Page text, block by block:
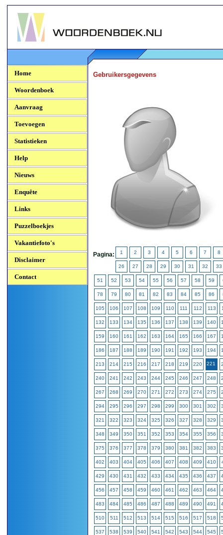
Woordenboek.NU
Home
Woordenboek
Aanvraag
Toevoegen
Statistieken
Help
Nieuws
Enquête
Links
Puzzelboekjes
Vakantiefoto's
Disclaimer
Contact
Gebruikersgegevens
Pagina: 1 2 3 4 5 6 7 8
26 27 28 29 30 31 32 33
51 52 53 54 55 56 57 58 59
78 79 80 81 82 83 84 85 86
105 106 107 108 109 110 111 112 113
132 133 134 135 136 137 138 139 140
159 160 161 162 163 164 165 166 167
186 187 188 189 190 191 192 193 194
213 214 215 216 217 218 219 220 221
240 241 242 243 244 245 246 247 248
267 268 269 270 271 272 273 274 275
294 295 296 297 298 299 300 301 302
321 322 323 324 325 326 327 328 329
348 349 350 351 352 353 354 355 356
375 376 377 378 379 380 381 382 383
402 403 404 405 406 407 408 409 410
429 430 431 432 433 434 435 436 437
456 457 458 459 460 461 462 463 464
483 484 485 486 487 488 489 490 491
510 511 512 513 514 515 516 517 518
537 538 539 540 541 542 543 544 545